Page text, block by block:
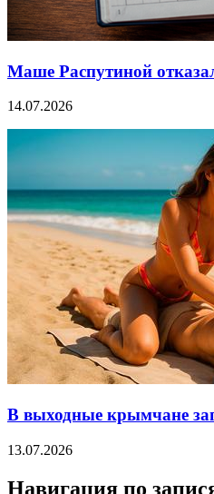
Маше Распутиной
14.07.2026
В выходные крымчане
13.07.2026
Навигация по